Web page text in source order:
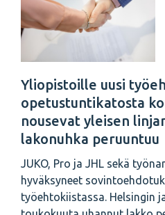
Yliopistoille uusi
opetustuntikatosta
nousevat yleisen
lakonuhka peruuntuu
JUKO, Pro ja JHL sekä
hyväksyneet
työehtokiistassa. Helsingin